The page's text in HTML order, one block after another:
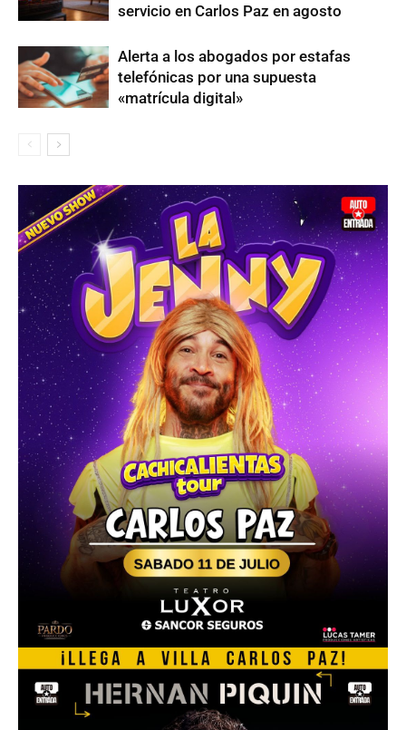
servicio en Carlos Paz en agosto
Alerta a los abogados por estafas
telefónicas por una supuesta
«matrícula digital»